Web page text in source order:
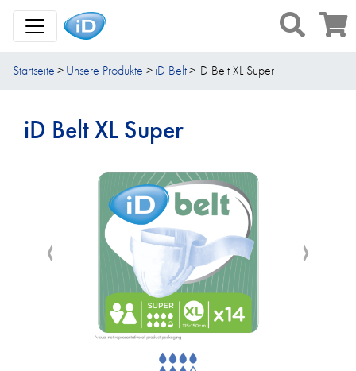
Toggle Navigation
Startseite Unsere Produkte iD Belt iD Belt XL Super
iD Belt XL Super